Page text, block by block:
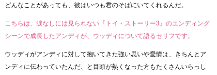
どんなことがあっても、彼はいつも君のそばにいてくれるんだ。
こちらは、涙なしには見られない『トイ・ストーリー3』のエンディング
シーンで成長したアンディが、ウッディについて語るセリフです。
ウッディがアンディに対して抱いてきた強い思いや愛情は、きちんとア
ンディに伝わっていたんだ、と目頭が熱くなった方もたくさんいらっし